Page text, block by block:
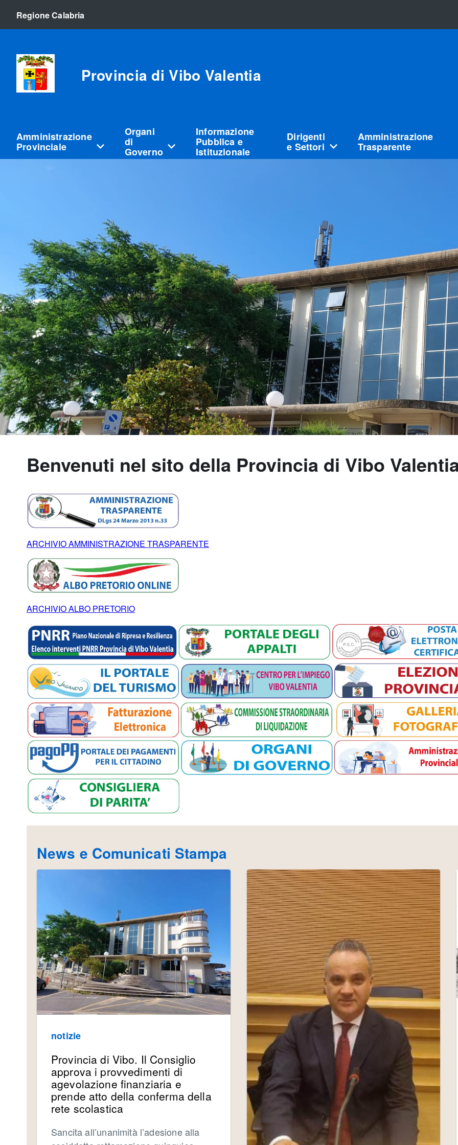
Regione Calabria
Provincia di Vibo Valentia
Amministrazione
Provinciale
Organi
di
Governo
Informazione
Pubblica e
Istituzionale
Dirigenti
e Settori
Amministrazione
Trasparente
Benvenuti nel sito della Provincia di Vibo
ARCHIVIO AMMINISTRAZIONE TRASPARENTE
ARCHIVIO ALBO PRETORIO
News e Comunicati Stampa
notizie
Provincia di Vibo. Il Consiglio
approva i provvedimenti di
agevolazione finanziaria e
prende atto della conferma della
rete scolastica
Sancita all’unanimità l’adesione alla